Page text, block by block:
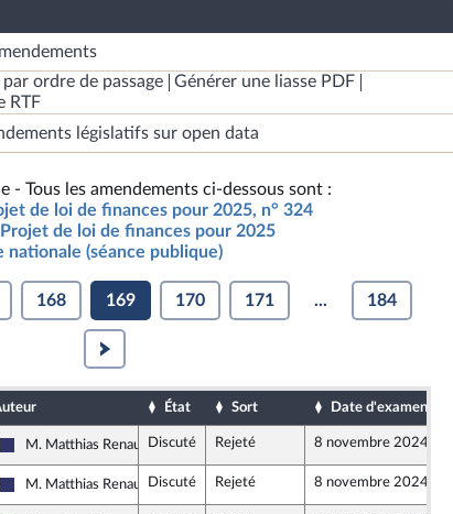
ordre de passage
Générer une liasse PDF
RTF
législatifs sur open data
- Tous les amendements ci-dessous sont :
de loi de finances pour 2025, n° 324
Projet de loi de finances pour 2025
nationale (séance publique)
168 169 170 171 ... 184
État Sort Date d'examen
Rassemblement National
M. Matthias RenaultDiscuté Rejeté 8 novembre 2024
Rassemblement National
M. Matthias RenaultDiscuté Rejeté 8 novembre 2024